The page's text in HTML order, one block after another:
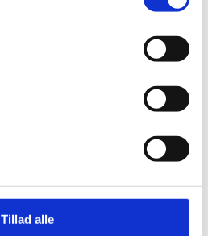
Tillad alle